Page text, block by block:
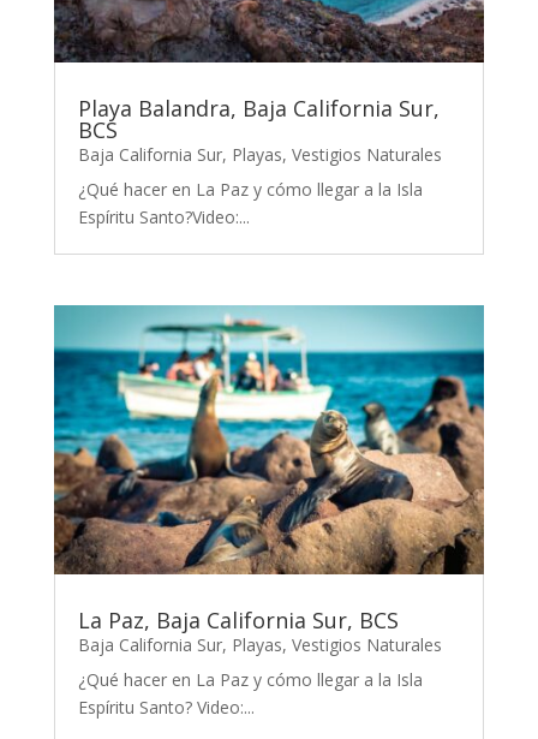
Playa Balandra, Baja California Sur,
BCS
Baja California Sur, Playas, Vestigios Naturales
¿Qué hacer en La Paz y cómo llegar a la Isla
Espíritu Santo?Video:...
La Paz, Baja California Sur, BCS
Baja California Sur, Playas, Vestigios Naturales
¿Qué hacer en La Paz y cómo llegar a la Isla
Espíritu Santo? Video:...